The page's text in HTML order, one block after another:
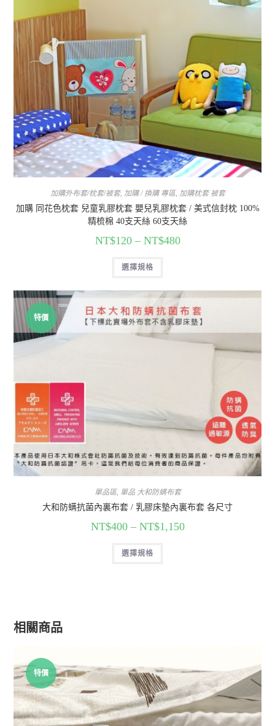
加購外布套/枕套/被套, 加購 / 換購 專區, 加購枕套 被套
加購 同花色枕套 兒童乳膠枕套 嬰兒乳膠枕套 / 美式信封枕 100%
精梳棉 40支天絲 60支天絲
NT$120– NT$480
選擇規格
特價
單品區, 單品 大和防螨布套
大和防螨抗菌內裏布套 / 乳膠床墊內裏布套 各尺寸
NT$400– NT$1,150
選擇規格
相關商品
特價